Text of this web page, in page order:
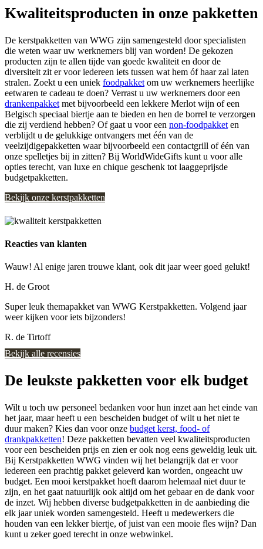
Kwaliteitsproducten in onze pakketten
De kerstpakketten van WWG zijn samengesteld door specialisten
die weten waar uw werknemers blij van worden! De gekozen
producten zijn te allen tijde van goede kwaliteit en door de
diversiteit zit er voor iedereen iets tussen wat hem óf haar zal laten
stralen. Zoekt u een uniek foodpakket om uw werknemers heerlijke
eetwaren te cadeau te doen? Verrast u uw werknemers door een
drankenpakket met bijvoorbeeld een lekkere Merlot wijn of een
Belgisch speciaal biertje aan te bieden en hen de borrel te verzorgen
die zij verdiend hebben? Of gaat u voor een non-foodpakket en
verblijdt u de gelukkige ontvangers met één van de
veelzijdigepakketten waar bijvoorbeeld een contactgrill of één van
onze spelletjes bij in zitten? Bij WorldWideGifts kunt u voor alle
opties terecht, van luxe en chique geschenk tot laaggeprijsde
budgetpakketten.
Bekijk onze kerstpakketten
Reacties van klanten
Wauw! Al enige jaren trouwe klant, ook dit jaar weer goed gelukt!
H. de Groot
Super leuk themapakket van WWG Kerstpakketten. Volgend jaar
weer kijken voor iets bijzonders!
R. de Tirtoff
Bekijk alle recensies
De leukste pakketten voor elk budget
Wilt u toch uw personeel bedanken voor hun inzet aan het einde van
het jaar, maar heeft u een bescheiden budget of wilt u het niet te
duur maken? Kies dan voor onze budget kerst, food- of
drankpakketten! Deze pakketten bevatten veel kwaliteitsproducten
voor een bescheiden prijs en zien er ook nog eens geweldig leuk uit.
Bij Kerstpakketten WWG vinden wij het belangrijk dat er voor
iedereen een prachtig pakket geleverd kan worden, ongeacht uw
budget. Een mooi kerstpakket hoeft daarom helemaal niet duur te
zijn, en het gaat natuurlijk ook altijd om het gebaar en de dank voor
de inzet. Wij hebben diverse budgetpakketten in de aanbieding die
elk jaar uniek worden samengesteld. Heeft u medewerkers die
houden van een lekker biertje, of juist van een mooie fles wijn? Dan
kunt u zeker goed terecht in onze webwinkel.